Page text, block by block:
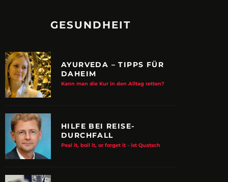
GESUNDHEIT
AYURVEDA – TIPPS FÜR
DAHEIM
Kann man die Kur in den Alltag retten?
HILFE BEI REISE-
DURCHFALL
Peal it, boil it, or forget it - ist Quatsch